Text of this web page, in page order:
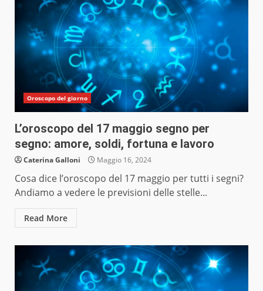
Oroscopo del giorno
L’oroscopo del 17 maggio segno per
segno: amore, soldi, fortuna e lavoro
Caterina Galloni Maggio 16, 2024
Cosa dice l’oroscopo del 17 maggio per tutti i segni?
Andiamo a vedere le previsioni delle stelle...
Read More